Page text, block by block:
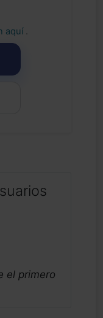
aquí .
el primero